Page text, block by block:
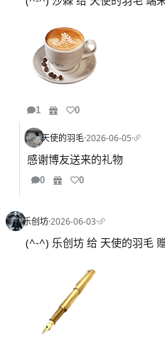
1 0
天使的羽毛·2026-06-05·
感谢博友送来的礼物
0 0
乐创坊·2026-06-03·
(^-^) 乐创坊 给 天使的羽毛